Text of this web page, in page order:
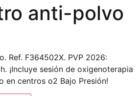
anti-polvo
Ref. F364502X. PVP 2026:
¡Incluye sesión de oxigenoterapia
en centros o2 Bajo Presión!